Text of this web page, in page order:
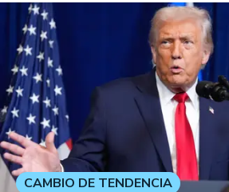
CAMBIO DE TENDENCIA